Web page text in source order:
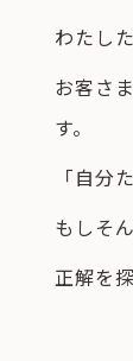
わたし
お客さ
す。
「自分
もしそ
正解を